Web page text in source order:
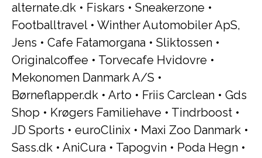
alternate.dk • Fiskars • Sneakerzone •
Footballtravel• Winther Automobiler ApS,
Jens • Cafe Fatamorgana • Sliktossen •
Originalcoffee • Torvecafe Hvidovre •
Mekonomen Danmark A/S •
Børneflapper.dk • Arto • Friis Carclean • Gds
Shop • Krøgers Familiehave • Tindrboost •
JD Sports • euroClinix • Maxi Zoo Danmark •
Sass.dk • AniCura • Tapogvin • Poda Hegn •